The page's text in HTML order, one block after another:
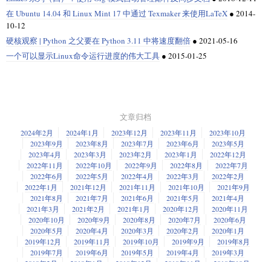
在 Ubuntu 14.04 和 Linux Mint 17 中通过 Texmaker 来使用LaTeX ● 2014-
10-12
硬核观察 | Python 之父要在 Python 3.11 中将速度翻倍 ● 2021-05-16
一个可以显示Linux命令运行进度的伟大工具 ● 2015-01-25
文章归档
2024年2月 2024年1月 2023年12月 2023年11月
2023年10月
2023年9月
2023年8月 2023年7月 2023年6月
2023年5月
2023年4月
2023年3月 2023年2月 2023年1月
2022年12月
2022年11月
2022年10月 2022年9月 2022年8月
2022年7月
2022年6月
2022年5月 2022年4月 2022年3月
2022年2月
2022年1月
2021年12月 2021年11月 2021年10月
2021年9月
2021年8月
2021年7月 2021年6月 2021年5月
2021年4月
2021年3月
2021年2月 2021年1月 2020年12月
2020年11月
2020年10月
2020年9月 2020年8月 2020年7月
2020年6月
2020年5月
2020年4月 2020年3月 2020年2月
2020年1月
2019年12月
2019年11月 2019年10月 2019年9月
2019年8月
2019年7月
2019年6月 2019年5月 2019年4月
2019年3月